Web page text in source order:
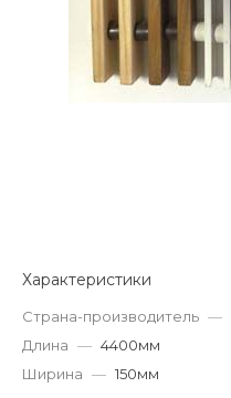
Характеристики
Страна-производитель —
Длина — 4400мм
Ширина — 150мм